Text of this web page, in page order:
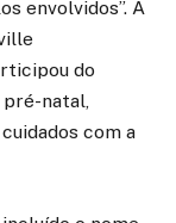
envolvidos”. A
do
pré-natal,
com a